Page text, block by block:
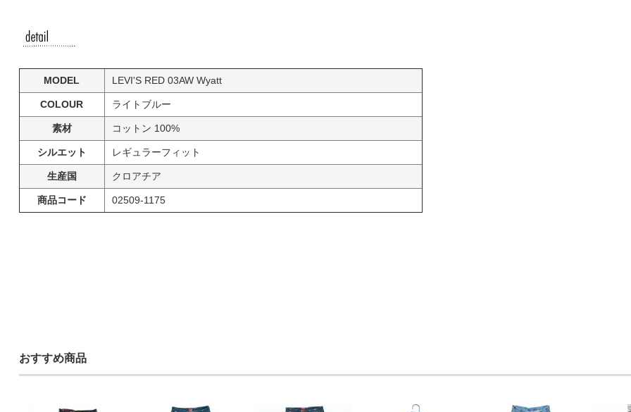
MODEL LEVI'S RED 03AW Wyatt
COLOUR ライトブルー
素材 コットン 100%
シルエット レギュラーフィット
生産国 クロアチア
商品コード 02509-1175
おすすめ商品